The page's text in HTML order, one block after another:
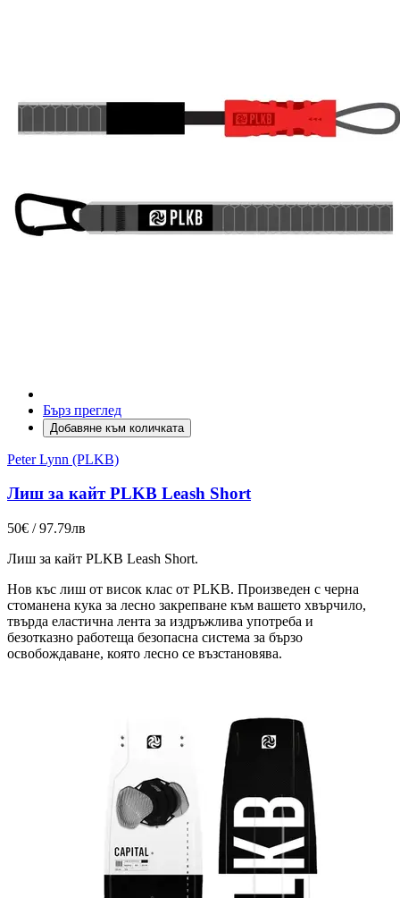
Бърз преглед
Добавяне към количката
Peter Lynn (PLKB)
Лиш за кайт PLKB Leash Short
50€ / 97.79лв
Лиш за кайт PLKB Leash Short.
Нов къс лиш от висок клас от PLKB. Произведен с черна
стоманена кука за лесно закрепване към вашето хвърчило,
твърда еластична лента за издръжлива употреба и
безотказно работеща безопасна система за бързо
освобождаване, която лесно се възстановява.